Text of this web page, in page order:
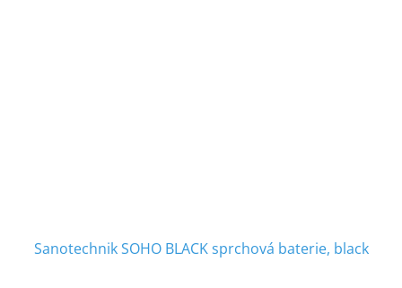
Sanotechnik SOHO BLACK sprchová baterie, black